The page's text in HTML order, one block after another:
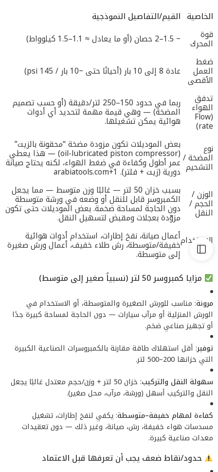
الخاصية القيم/التفاصيل النموذجية
قوة
المحرك
~ 1.5–2 حصان (أو ما يعادل ≈ 1.1–1.5 كيلوواط)
ضغط
العمل
الأقصى
عادة 8 إلى 10 بار (أحيانًا حتى ~10 بار / 145 psi)
تدفق
الهواء
(Flow
rate)
ربما في حدود 150–250 لتر/دقيقة (أو حسب تصميم
المضخة) — وهي قيمة مهمة لتحديد أي أدوات
هوائية يمكن تشغيلها.
نوع
المضخة /
التشحيم
بعض الموديلات تكون مزودة مضخة “محقونة بالزيت”
(oil-lubricated piston compressor) — هذا يعطي
عمر أطول وكفاءة في ضغط الهواء، لكنه يحتاج صيانة
دورية (زيت + فلتر). arabiatools.com+1
الوزن /
الحجم /
النقل
بسبب خزان 50 لتر — غالبًا وزن متوسط — مما يجعل
الكمبروسر قابل للنقل أو وضعه في ورشة متوسطة
دون الحاجة لمساحة ضخمة. بعض الموديلات حتى تكون
مزوّدة بعجلات ومقبض لتسهيل النقل.
الاستخدام
الأنسب
أعمال صيانة، نفخ إطارات، استخدام أدوات هوائية
خفيفة/متوسطة، رش طلاء خفيف، أعمال ورش صغيرة
إلى متوسطة.
مزايا كمبروسر 50 لتر (نسبياً صغير إلى متوسط)
مرونة: مناسب للورش الصغيرة والمتوسطة، أو الاستخدام في
الورش المنزلية أو مرآب سيارات — دون الحاجة لمساحة كبيرة جدًا
أو تجهيز صناعي ضخم.
توفير: أقل استهلاك طاقة مقارنة بالكمبروسرات الصناعية الكبيرة
التي خزانها 200–500 لتر.
سهولة النقل والتركيب
: خزان 50 لتر + وزن/حجم معتدل غالبًا يجعل
النقل والتركيب أسهل (ورشة، مرآب، محل صغير).
كفاءة لمهام خفيفة–متوسطة: يكفي لنفخ إطارات، تشغيل
مسدسات هواء خفيفة، رش، صيانة، وغير ذلك — دون تعقيدات
معدات صناعية كبيرة.
حدود/نقاط ضعف يجب أن تعرفها قبل الاعتماد